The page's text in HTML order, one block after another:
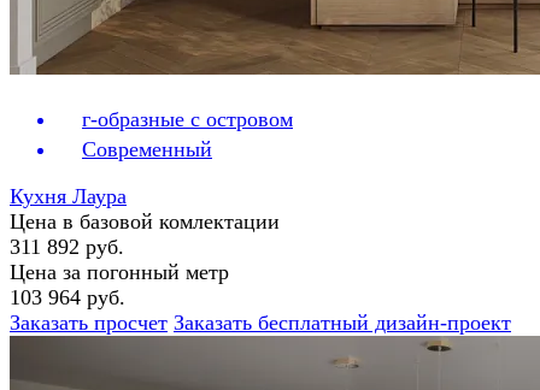
г-образные с островом
Современный
Кухня Лаура
Цена в базовой комлектации
311 892 руб.
Цена за погонный метр
103 964 руб.
Заказать просчет Заказать бесплатный дизайн-проект